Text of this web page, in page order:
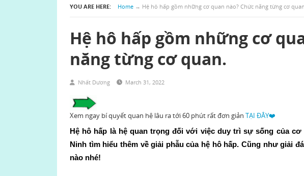
YOU ARE HERE: Home → Hệ hô hấp gồm những cơ quan nào? Chức năng từng cơ
Hệ hô hấp gồm những cơ
năng từng cơ quan.
Nhất Dương March 31, 2022
Xem ngay bí quyết quan hệ lâu ra tới 60 phút rất đơn giản TẠI ĐÂY❤️
Hệ hô hấp là hệ quan trọng đối với việc duy trì sự sống của cơ
Ninh tìm hiểu thêm về giải phẫu của hệ hô hấp. Cũng như giải
nào nhé!